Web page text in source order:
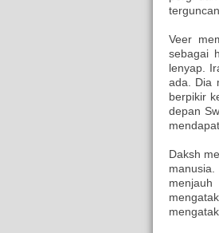
Veer
sebagai
lenyap.
ada. Dia
berpikir
depan
Daksh